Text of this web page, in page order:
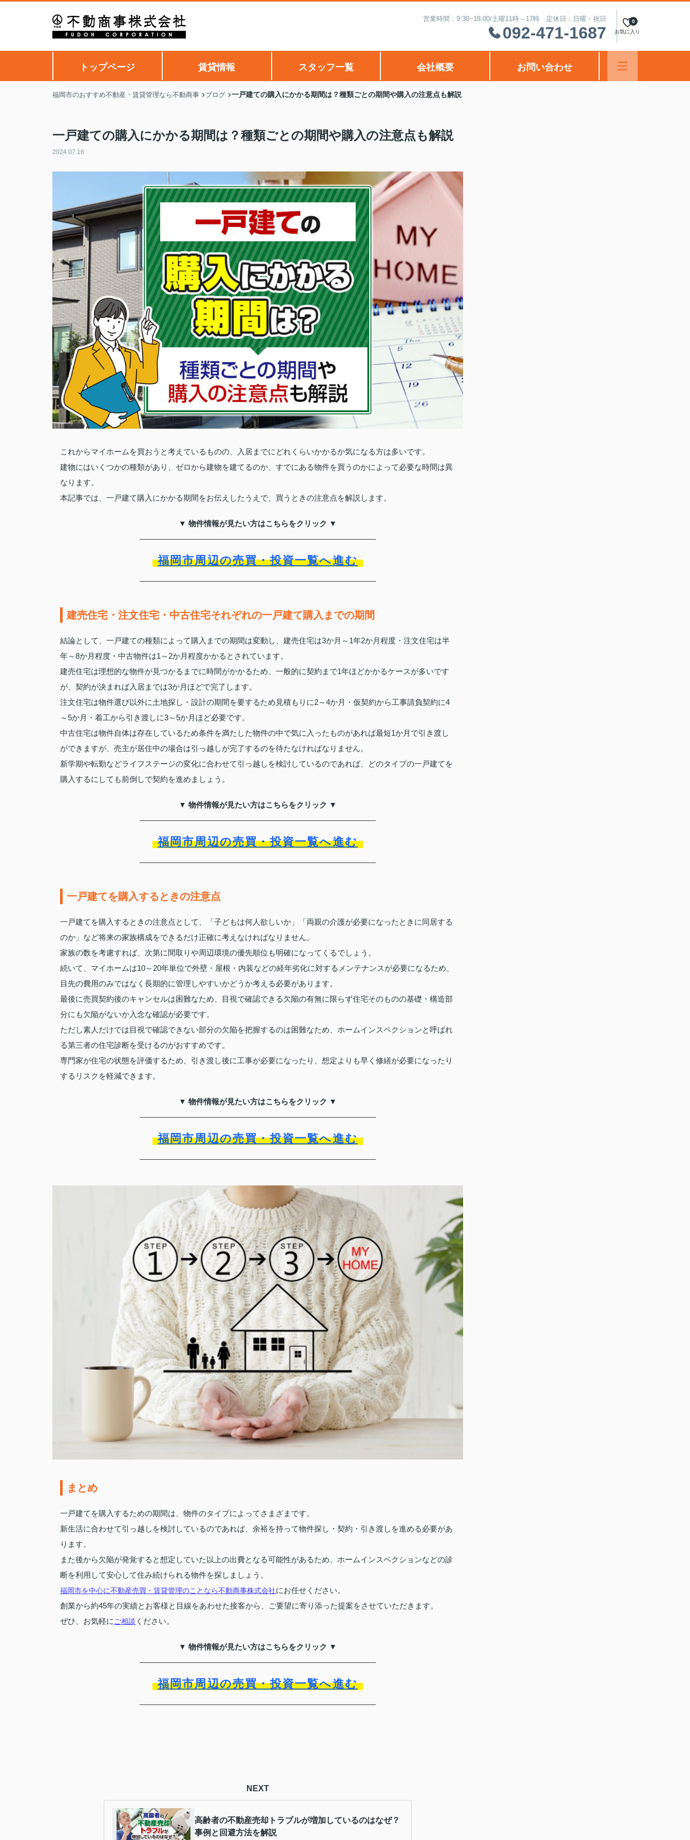
営業時間：9:30~18:00/土曜11時～17時 定休日：日曜・祝日
092-471-1687 お気に入り
0
トップページ 賃貸情報 スタッフ一覧 会社概要 お問い合わせ
福岡市のおすすめ不動産・賃貸管理なら不動商事 ブログ 一戸建ての購入にかかる期間は？種類ごとの期間や購入の注意点も解説
一戸建ての購入にかかる期間は？種類ごとの期間や購入の注意点も解説
2024.07.16
これからマイホームを買おうと考えているものの、入居までにどれくらいかかるか気になる方は多いです。
建物にはいくつかの種類があり、ゼロから建物を建てるのか、すでにある物件を買うのかによって必要な時間は異
なります。
本記事では、一戸建て購入にかかる期間をお伝えしたうえで、買うときの注意点を解説します。
▼ 物件情報が見たい方はこちらをクリック ▼
福岡市周辺の売買・投資一覧へ進む
建売住宅・注文住宅・中古住宅それぞれの一戸建て購入までの期間
結論として、一戸建ての種類によって購入までの期間は変動し、建売住宅は3か月～1年2か月程度・注文住宅は半
年～8か月程度・中古物件は1～2か月程度かかるとされています。
建売住宅は理想的な物件が見つかるまでに時間がかかるため、一般的に契約まで1年ほどかかるケースが多いです
が、契約が決まれば入居までは3か月ほどで完了します。
注文住宅は物件選び以外に土地探し・設計の期間を要するため見積もりに2～4か月・仮契約から工事請負契約に4
～5か月・着工から引き渡しに3～5か月ほど必要です。
中古住宅は物件自体は存在しているため条件を満たした物件の中で気に入ったものがあれば最短1か月で引き渡し
ができますが、売主が居住中の場合は引っ越しが完了するのを待たなければなりません。
新学期や転勤などライフステージの変化に合わせて引っ越しを検討しているのであれば、どのタイプの一戸建てを
購入するにしても前倒しで契約を進めましょう。
▼ 物件情報が見たい方はこちらをクリック ▼
福岡市周辺の売買・投資一覧へ進む
一戸建てを購入するときの注意点
一戸建てを購入するときの注意点として、「子どもは何人欲しいか」「両親の介護が必要になったときに同居する
のか」など将来の家族構成をできるだけ正確に考えなければなりません。
家族の数を考慮すれば、次第に間取りや周辺環境の優先順位も明確になってくるでしょう。
続いて、マイホームは10～20年単位で外壁・屋根・内装などの経年劣化に対するメンテナンスが必要になるため、
目先の費用のみではなく長期的に管理しやすいかどうか考える必要があります。
最後に売買契約後のキャンセルは困難なため、目視で確認できる欠陥の有無に限らず住宅そのものの基礎・構造部
分にも欠陥がないか入念な確認が必要です。
ただし素人だけでは目視で確認できない部分の欠陥を把握するのは困難なため、ホームインスペクションと呼ばれ
る第三者の住宅診断を受けるのがおすすめです。
専門家が住宅の状態を評価するため、引き渡し後に工事が必要になったり、想定よりも早く修繕が必要になったり
するリスクを軽減できます。
▼ 物件情報が見たい方はこちらをクリック ▼
福岡市周辺の売買・投資一覧へ進む
まとめ
一戸建てを購入するための期間は、物件のタイプによってさまざまです。
新生活に合わせて引っ越しを検討しているのであれば、余裕を持って物件探し・契約・引き渡しを進める必要があ
ります。
また後から欠陥が発覚すると想定していた以上の出費となる可能性があるため、ホームインスペクションなどの診
断を利用して安心して住み続けられる物件を探しましょう。
福岡市を中心に不動産売買・賃貸管理のことなら不動商事株式会社にお任せください。
創業から約45年の実績とお客様と目線をあわせた接客から、ご要望に寄り添った提案をさせていただきます。
ぜひ、お気軽に ご相談 ください。
▼ 物件情報が見たい方はこちらをクリック ▼
福岡市周辺の売買・投資一覧へ進む
NEXT
高齢者の不動産売却トラブルが増加しているのはなぜ？
事例と回避方法を解説